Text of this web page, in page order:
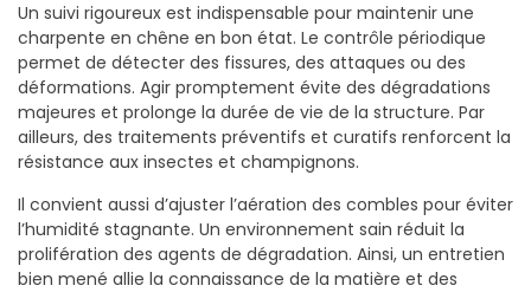
Un suivi rigoureux est indispensable pour maintenir une
charpente en chêne en bon état. Le contrôle périodique
permet de détecter des fissures, des attaques ou des
déformations. Agir promptement évite des dégradations
majeures et prolonge la durée de vie de la structure. Par
ailleurs, des traitements préventifs et curatifs renforcent la
résistance aux insectes et champignons.
Il convient aussi d’ajuster l’aération des combles pour éviter
l’humidité stagnante. Un environnement sain réduit la
prolifération des agents de dégradation. Ainsi, un entretien
bien mené allie la connaissance de la matière et des